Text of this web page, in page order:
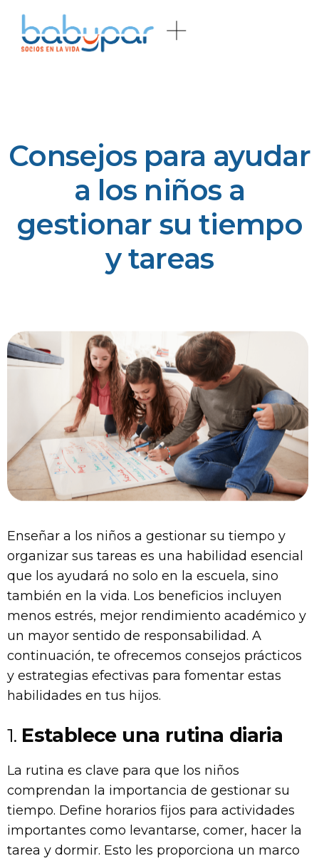
Consejos para ayudar
a los niños a
gestionar su tiempo
y tareas
Enseñar a los niños a gestionar su tiempo y
organizar sus tareas es una habilidad esencial
que los ayudará no solo en la escuela, sino
también en la vida. Los beneficios incluyen
menos estrés, mejor rendimiento académico y
un mayor sentido de responsabilidad. A
continuación, te ofrecemos consejos prácticos
y estrategias efectivas para fomentar estas
habilidades en tus hijos.
1. Establece una rutina diaria
La rutina es clave para que los niños
comprendan la importancia de gestionar su
tiempo. Define horarios fijos para actividades
importantes como levantarse, comer, hacer la
tarea y dormir. Esto les proporciona un marco